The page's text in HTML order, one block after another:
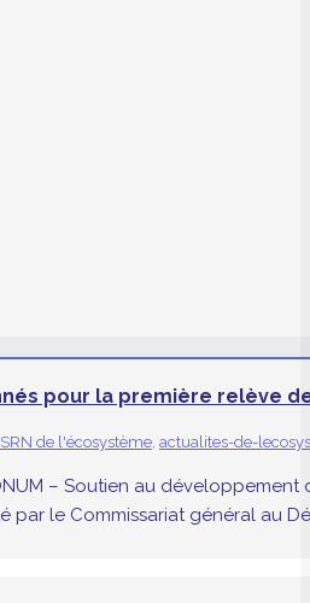
pour la première relève de
de l'écosystème actualites-de-
– Soutien au
par le Commissariat général au